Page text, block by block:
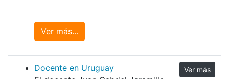
Ver más...
Docente en Uruguay
Ver más